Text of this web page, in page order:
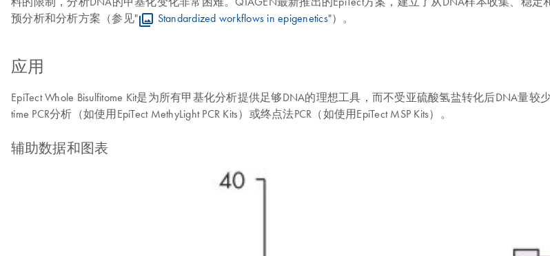
预分析和分析方案（参见"
Standardized workflows in epigenetics"）。
应用
EpiTect Whole Bisulfitome Kit是为所有甲基化分析提供足够DNA的理想工具，而不受亚硫酸氢盐转化后DNA量
time PCR分析（如使用EpiTect MethyLight PCR Kits）或终点法PCR（如使用EpiTect MSP Kits）。
辅助数据和图表